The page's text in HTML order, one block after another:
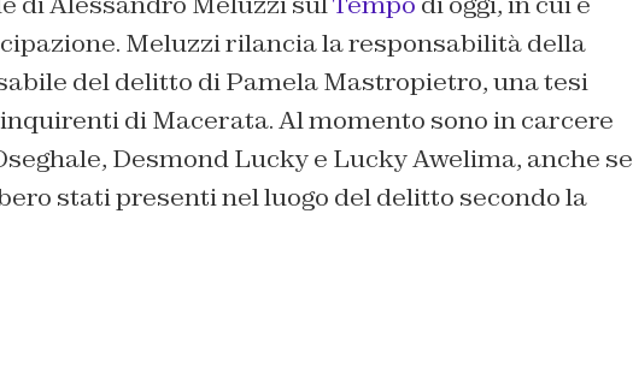
Meluzzi rilancia la responsabilità della
del delitto di Pamela Mastropietro, una tesi
di Macerata. Al momento sono in carcere
Desmond Lucky e Lucky Awelima, anche se
stati presenti nel luogo del delitto secondo la